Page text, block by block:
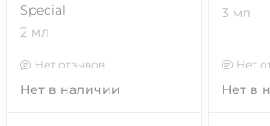
Special
2 мл
Нет отзывов
Нет в наличии
3 мл
Нет
Нет в